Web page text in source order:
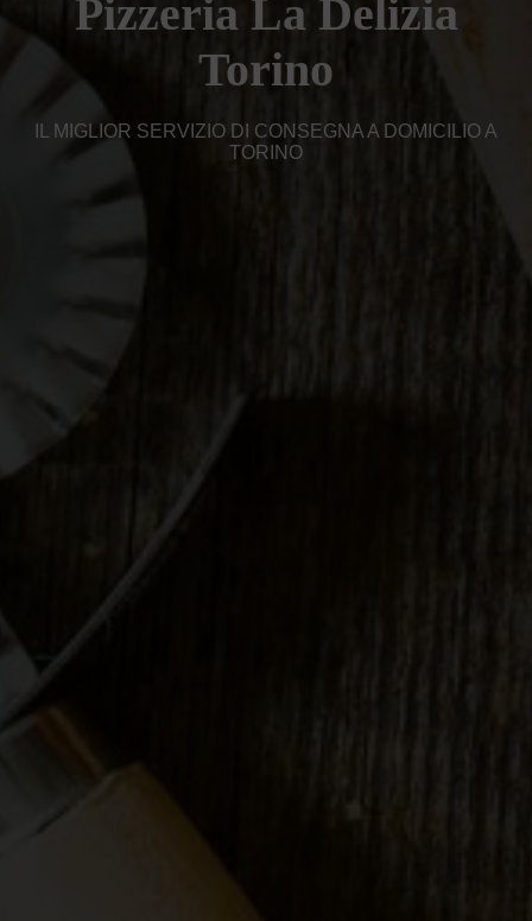
Pizzeria La Delizia
Torino
IL MIGLIOR SERVIZIO DI CONSEGNA A DOMICILIO A
TORINO